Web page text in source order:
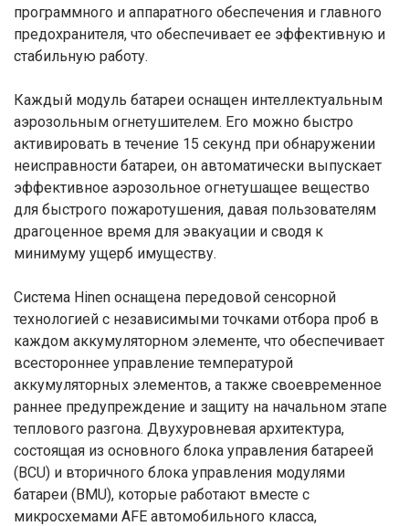
программного и аппаратного обеспечения и главного
предохранителя, что обеспечивает ее эффективную и
стабильную работу.
Каждый модуль батареи оснащен интеллектуальным
аэрозольным огнетушителем. Его можно быстро
активировать в течение 15 секунд при обнаружении
неисправности батареи, он автоматически выпускает
эффективное аэрозольное огнетушащее вещество
для быстрого пожаротушения, давая пользователям
драгоценное время для эвакуации и сводя к
минимуму ущерб имуществу.
Система Hinen оснащена передовой сенсорной
технологией с независимыми точками отбора проб в
каждом аккумуляторном элементе, что обеспечивает
всестороннее управление температурой
аккумуляторных элементов, а также своевременное
раннее предупреждение и защиту на начальном этапе
теплового разгона. Двухуровневая архитектура,
состоящая из основного блока управления батареей
(BCU) и вторичного блока управления модулями
батареи (BMU), которые работают вместе с
микросхемами AFE автомобильного класса,